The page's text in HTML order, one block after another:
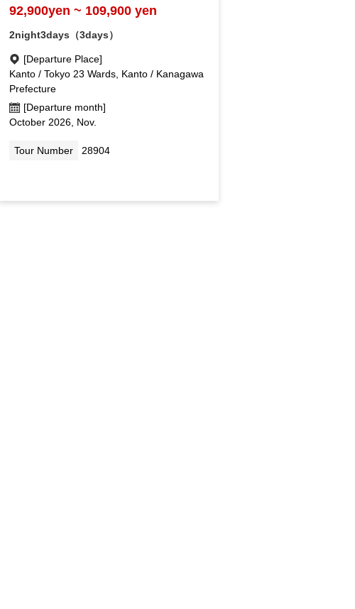
92,900yen ~ 109,900 yen
2night3days（3days）
[Departure Place]
Kanto / Tokyo 23 Wards, Kanto / Kanagawa
Prefecture
[Departure month]
October 2026, Nov.
Tour Number 28904